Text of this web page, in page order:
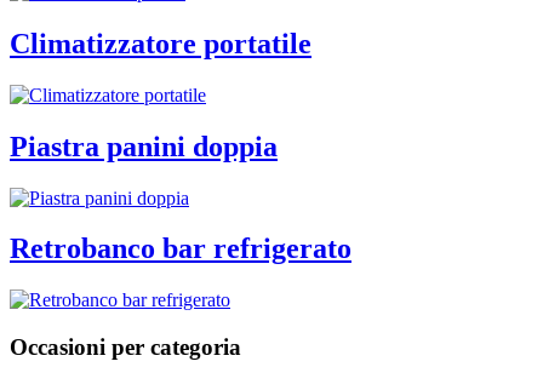
Climatizzatore portatile
Piastra panini doppia
Retrobanco bar refrigerato
Occasioni per categoria